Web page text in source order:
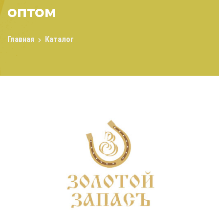
оптом
Главная Каталог